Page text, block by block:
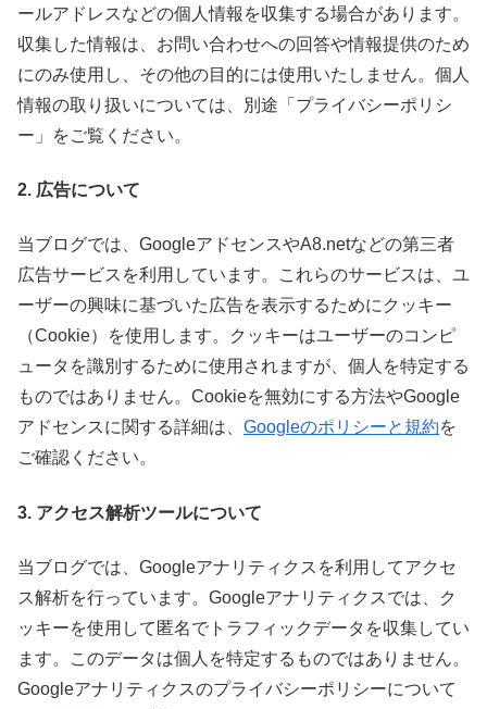
ールアドレスなどの個人情報を収集する場合があります。
収集した情報は、お問い合わせへの回答や情報提供のため
にのみ使用し、その他の目的には使用いたしません。個人
情報の取り扱いについては、別途「プライバシーポリシ
ー」をご覧ください。
2. 広告について
当ブログでは、GoogleアドセンスやA8.netなどの第三者
広告サービスを利用しています。これらのサービスは、ユ
ーザーの興味に基づいた広告を表示するためにクッキー
（Cookie）を使用します。クッキーはユーザーのコンピ
ュータを識別するために使用されますが、個人を特定する
ものではありません。Cookieを無効にする方法やGoogle
アドセンスに関する詳細は、 Googleのポリシーと規約を
ご確認ください。
3. アクセス解析ツールについて
当ブログでは、Googleアナリティクスを利用してアクセ
ス解析を行っています。Googleアナリティクスでは、ク
ッキーを使用して匿名でトラフィックデータを収集してい
ます。このデータは個人を特定するものではありません。
Googleアナリティクスのプライバシーポリシーについて